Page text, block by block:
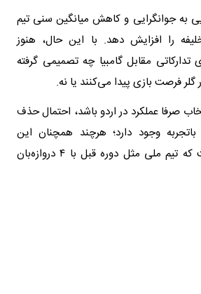
به جوانگرایی و کاهش میانگین سنی تیم
را افزایش دهد. با این حال، هنوز
مقابل گامبیا چه تصمیمی گرفته
فرصت بازی پیدا می‌کنند یا نه.
صرفا عملکرد در اردو باشد، احتمال حذف
باتجربه وجود دارد؛ هرچند همچنان این
احتمال هم مطرح است که تیم ملی مثل دوره قبل با ۴ دروازه‌بان